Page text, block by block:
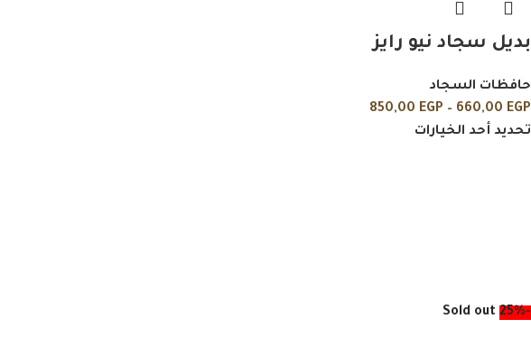
بديل سجاد نيو رايز
حافظات السجاد
660,00 EGP
–
850,00 EGP
تحديد أحد الخيارات
-25%
Sold out